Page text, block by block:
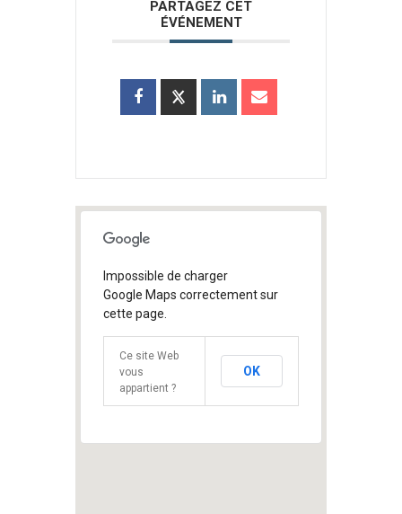
PARTAGEZ CET
ÉVÉNEMENT
1
Impossible de charger
Google Maps correctement sur
cette page.
Ce site Web
vous
appartient ?
OK